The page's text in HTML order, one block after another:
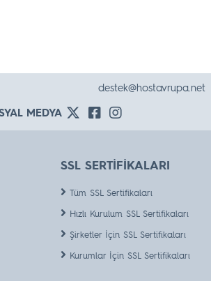
destek@hostavrupa.net
MEDYA
SSL SERTİFİKALARI
Tüm SSL Sertifikaları
Hızlı Kurulum SSL Sertifikaları
Şirketler İçin SSL Sertifikaları
Kurumlar İçin SSL Sertifikaları